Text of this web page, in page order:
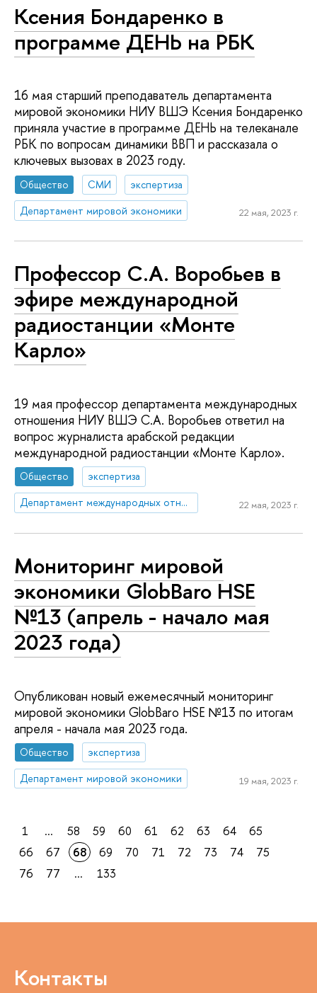
Ксения Бондаренко в
программе ДЕНЬ на РБК
16 мая старший преподаватель департамента
мировой экономики НИУ ВШЭ Ксения Бондаренко
приняла участие в программе ДЕНЬ на телеканале
РБК по вопросам динамики ВВП и рассказала о
ключевых вызовах в 2023 году.
Общество СМИ
экспертиза
Департамент мировой экономики
22 мая, 2023 г.
Профессор С.А. Воробьев в
эфире международной
радиостанции «Монте
Карло»
19 мая профессор департамента международных
отношения НИУ ВШЭ С.А. Воробьев ответил на
вопрос журналиста арабской редакции
международной радиостанции «Монте Карло».
Общество
экспертиза
Департамент международных отношений
22 мая, 2023 г.
Мониторинг мировой
экономики GlobBaro HSE
№13 (апрель - начало мая
2023 года)
Опубликован новый ежемесячный мониторинг
мировой экономики GlobBaro HSE №13 по итогам
апреля - начала мая 2023 года.
Общество
экспертиза
Департамент мировой экономики
19 мая, 2023 г.
1 ... 58 59 60 61 62 63 64
65
66
67 68 69 70 71 72 73 74
75
76
77 ... 133
Контакты